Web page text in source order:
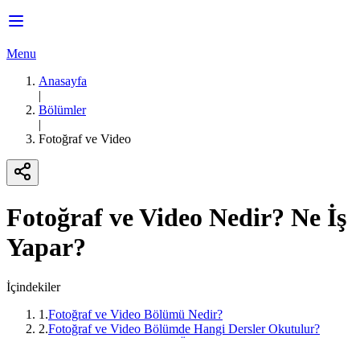
Menu
Anasayfa
|
Bölümler
|
Fotoğraf ve Video
Fotoğraf ve Video Nedir? Ne İş
Yapar?
İçindekiler
1 .Fotoğraf ve Video Bölümü Nedir?
2.Fotoğraf ve Video Bölümde Hangi Dersler Okutulur?